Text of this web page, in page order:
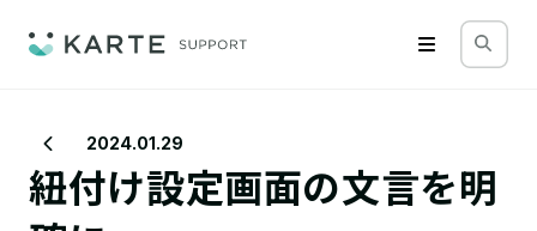
2024.01.29
紐付け設定画面の文言を明